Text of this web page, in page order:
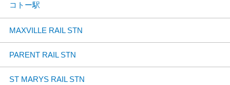
コトー駅
MAXVILLE RAIL STN
PARENT RAIL STN
ST MARYS RAIL STN